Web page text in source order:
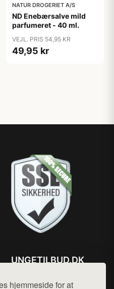
hjemmeside for at
NATUR DROGERIET A/S
ND Enebærsalve mild
parfumeret - 40 ml.
VEJL. PRIS 54,95 KR
49,95 kr
UNGETILBUD.DK